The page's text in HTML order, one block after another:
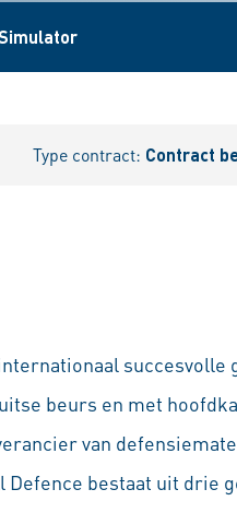
Type contract: Contract
succesvolle
beurs en met
van
Defence bestaat uit drie